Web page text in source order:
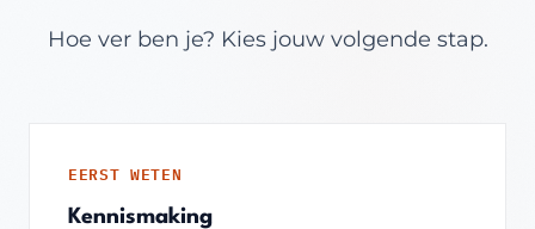
Hoe ver ben je? Kies jouw volgende stap.
EERST WETEN
Kennismaking